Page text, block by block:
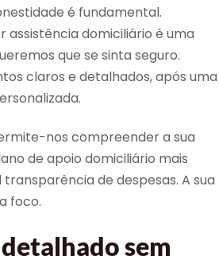
é fundamental.
assistência domiciliário é uma
que se sinta seguro.
claros e detalhados, após uma
nos compreender a sua
de apoio domiciliário mais
de despesas. A sua
foco.
sem